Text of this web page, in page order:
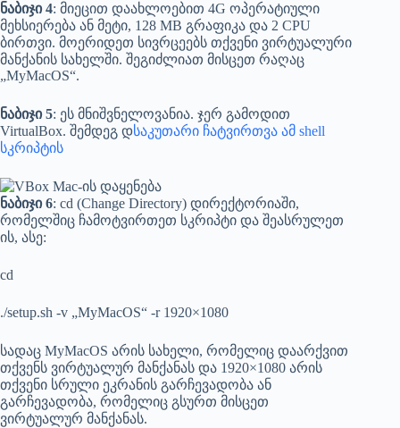
ნაბიჯი 4: მიეცით დაახლოებით 4G ოპერატიული
მეხსიერება ან მეტი, 128 MB გრაფიკა და 2 CPU
ბირთვი. მოერიდეთ სივრცეებს ​​თქვენი ვირტუალური
მანქანის სახელში. შეგიძლიათ მისცეთ რაღაც
„MyMacOS“.
ნაბიჯი 5: ეს მნიშვნელოვანია. ჯერ გამოდით
VirtualBox. შემდეგ დსაკუთარი ჩატვირთვა ამ shell
სკრიპტის
ნაბიჯი 6: cd (Change Directory) დირექტორიაში,
რომელშიც ჩამოტვირთეთ სკრიპტი და შეასრულეთ
ის, ასე:
cd
./setup.sh -v „MyMacOS“ -r 1920×1080
სადაც MyMacOS არის სახელი, რომელიც დაარქვით
თქვენს ვირტუალურ მანქანას და 1920×1080 არის
თქვენი სრული ეკრანის გარჩევადობა ან
გარჩევადობა, რომელიც გსურთ მისცეთ
ვირტუალურ მანქანას.